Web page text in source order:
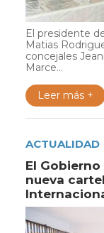
El presidente
Matias
concejales
Marce...
Leer más +
ACTUALIDAD
El
nueva